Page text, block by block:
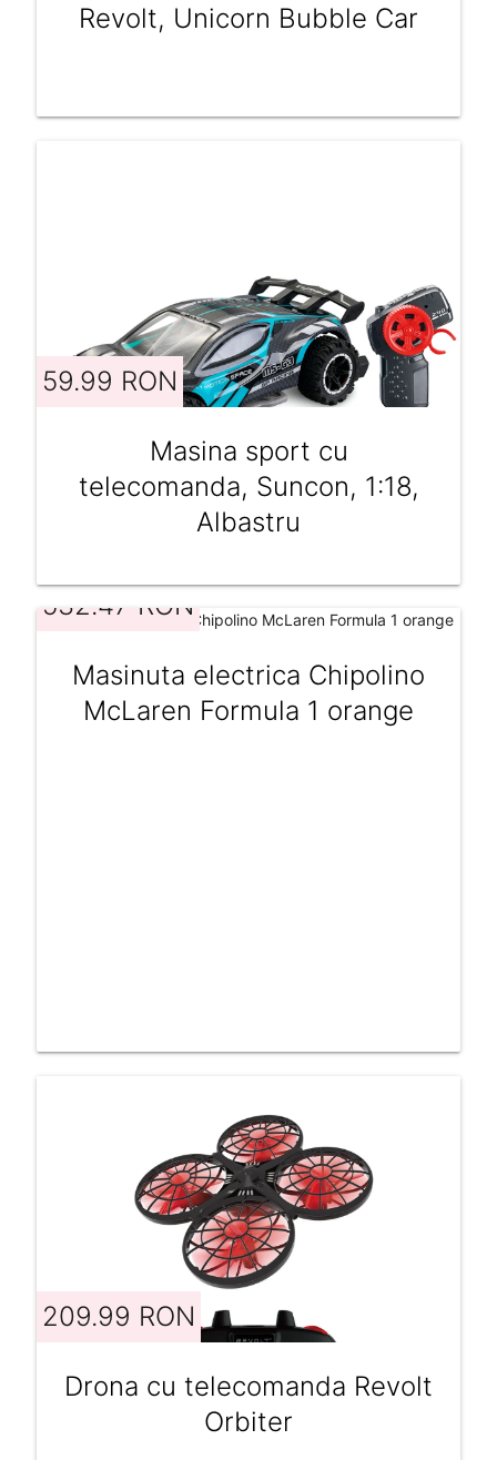
Revolt, Unicorn Bubble Car
59.99 RON
Masina sport cu
telecomanda, Suncon, 1:18,
Albastru
532.47 RON
Masinuta electrica Chipolino
McLaren Formula 1 orange
209.99 RON
Drona cu telecomanda Revolt
Orbiter